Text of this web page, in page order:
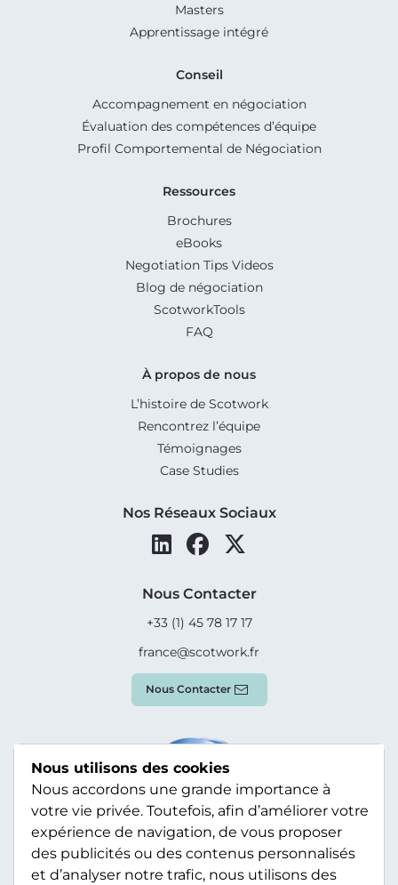
Masters
Apprentissage intégré
Conseil
Accompagnement en négociation
Évaluation des compétences d’équipe
Profil Comportemental de Négociation
Ressources
Brochures
eBooks
Negotiation Tips Videos
Blog de négociation
ScotworkTools
FAQ
À propos de nous
L’histoire de Scotwork
Rencontrez l’équipe
Témoignages
Case Studies
Nos Réseaux Sociaux
Nous Contacter
+33 (1) 45 78 17 17
france@scotwork.fr
Nous Contacter
Nous utilisons des cookies
Nous accordons une grande importance à
votre vie privée. Toutefois, afin d’améliorer votre
expérience de navigation, de vous proposer
des publicités ou des contenus personnalisés
et d’analyser notre trafic, nous utilisons des